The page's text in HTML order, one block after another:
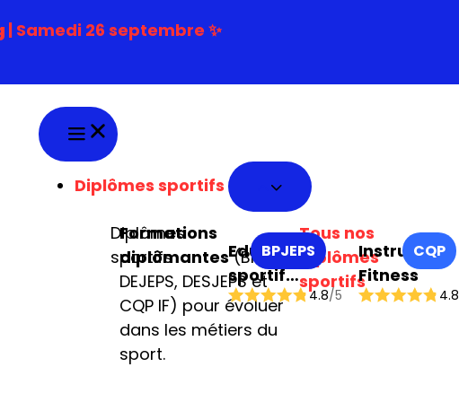
| Samedi 26 septembre ✨
Diplômes sportifs
Diplômes
sportifs
Formations
diplômantes(BPJEPS,
DEJEPS, DESJEPS et
CQP IF) pour évoluer
dans les métiers du
sport.
Tous nos
diplômes
sportifs
BPJEPS
Educateur
sportif
mention
multi-
4.8/5
CQP
Instructeur
Fitness
4.8